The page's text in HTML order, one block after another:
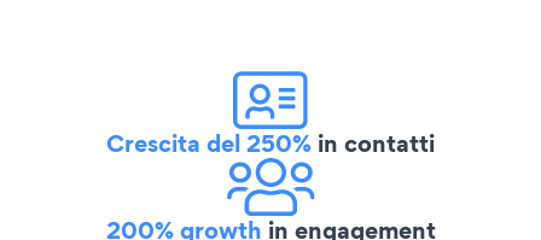
Crescita del 250% in contatti
200% growth in engagement